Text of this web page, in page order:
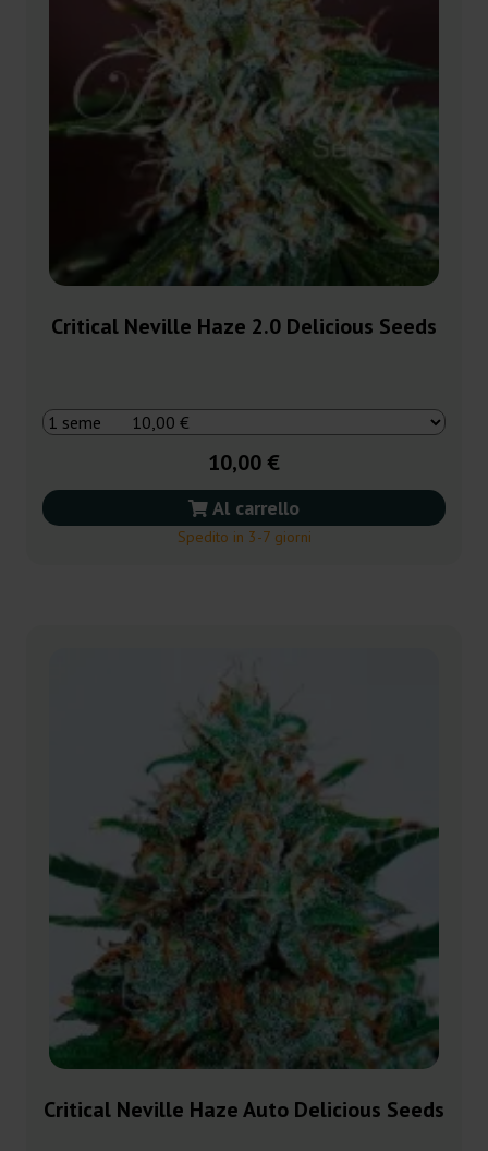
Critical Neville Haze 2.0 Delicious Seeds
10,00 €
Al carrello
Spedito in 3-7 giorni
Critical Neville Haze Auto Delicious Seeds